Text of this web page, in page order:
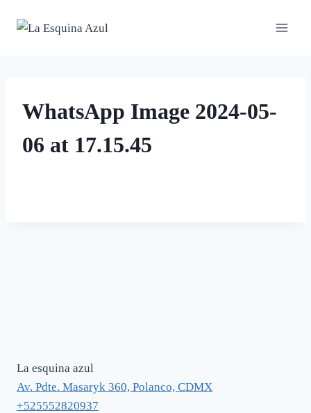
WhatsApp Image 2024-05-
06 at 17.15.45
La esquina azul
Av. Pdte. Masaryk 360, Polanco, CDMX
+525552820937